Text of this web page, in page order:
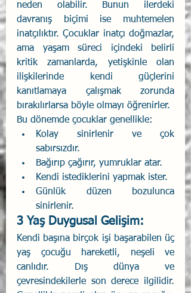
neden olabilir. Bunun ilerdeki
davranış biçimi ise muhtemelen
inatçılıktır. Çocuklar inatçı doğmazlar,
ama yaşam süreci içindeki belirli
kritik zamanlarda, yetişkinle olan
ilişkilerinde kendi güçlerini
kanıtlamaya çalışmak zorunda
bırakılırlarsa böyle olmayı öğrenirler.
Bu dönemde çocuklar genellikle:
Kolay sinirlenir ve çok
sabırsızdır.
Bağırıp çağırır, yumruklar atar.
Kendi istediklerini yapmak ister.
Günlük düzen bozulunca
sinirlenir.
3 Yaş Duygusal Gelişim:
Kendi başına birçok işi başarabilen üç
yaş çocuğu hareketli, neşeli ve
canlıdır. Dış dünya ve
çevresindekilerle son derece ilgilidir.